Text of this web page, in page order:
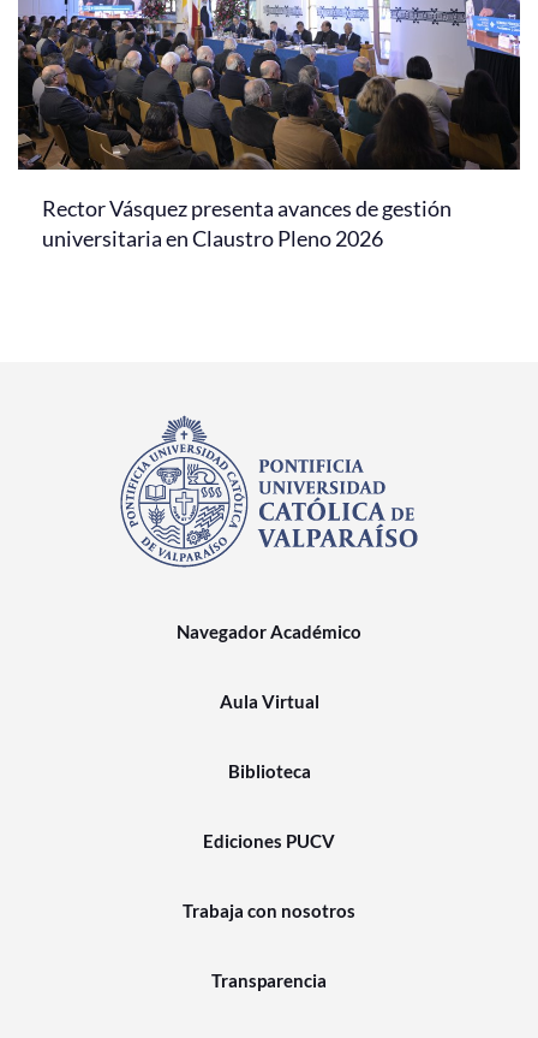
Rector Vásquez presenta avances de gestión
universitaria en Claustro Pleno 2026
Navegador Académico
Aula Virtual
Biblioteca
Ediciones PUCV
Trabaja con nosotros
Transparencia